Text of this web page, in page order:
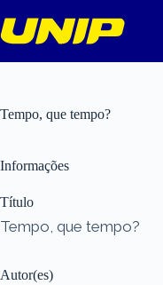
para
o
Tempo, que tempo?
Informações
Título
Tempo, que tempo?
Autor(es)